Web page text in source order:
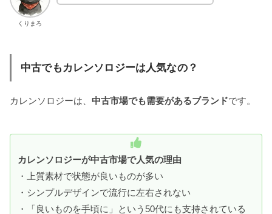
くりまろ
中古でもカレンソロジーは人気なの？
カレンソロジーは、 中古市場でも需要があるブランドです。
カレンソロジーが中古市場で人気の理由
・上質素材で状態が良いものが多い
・シンプルデザインで流行に左右されない
・「良いものを手頃に」という50代にも支持されている